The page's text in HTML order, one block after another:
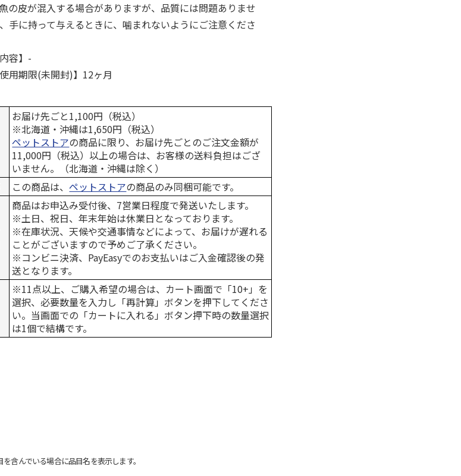
の皮が混入する場合がありますが、品質には問題ありませ
手に持って与えるときに、噛まれないようにご注意くださ
容】-
使用期限(未開封)】12ヶ月
お届け先ごと1,100円（税込）
※北海道・沖縄は1,650円（税込）
ペットストアの商品に限り、お届け先ごとのご注文金額が
11,000円（税込）以上の場合は、お客様の送料負担はござ
いません。（北海道・沖縄は除く）
この商品は、ペットストアの商品のみ同梱可能です。
商品はお申込み受付後、7営業日程度で発送いたします。
※土日、祝日、年末年始は休業日となっております。
※在庫状況、天候や交通事情などによって、お届けが遅れる
ことがございますので予めご了承ください。
※コンビニ決済、PayEasyでのお支払いはご入金確認後の発
送となります。
※11点以上、ご購入希望の場合は、カート画面で「10+」を
選択、必要数量を入力し「再計算」ボタンを押下してくださ
い。当画面での「カートに入れる」ボタン押下時の数量選択
は1個で結構です。
含んでいる場合に品目名を表示します。